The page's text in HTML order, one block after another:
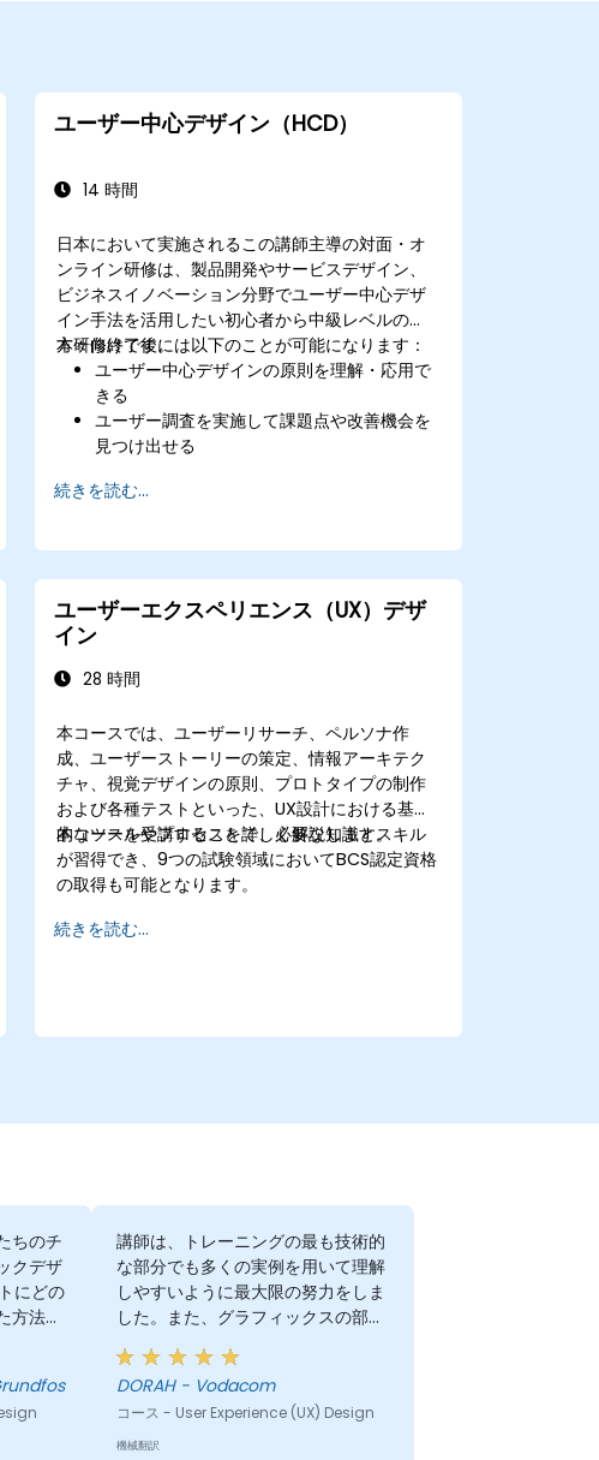
ユーザー中心デザイン（HCD）
14 時間
日本において実施されるこの講師主導の対面・オ
ンライン研修は、製品開発やサービスデザイン、
ビジネスイノベーション分野でユーザー中心デザ
イン手法を活用したい初心者から中級レベルの
方々向けです。
本研修終了後には以下のことが可能になります：
ユーザー中心デザインの原則を理解・応用で
きる
ユーザー調査を実施して課題点や改善機会を
見つけ出せる
プを作成できる
化・検証できる
レームワークを用いることができる
続きを読む...
ユーザーエクスペリエンス（UX）デザ
イン
28 時間
本コースでは、ユーザーリサーチ、ペルソナ作
成、ユーザーストーリーの策定、情報アーキテク
チャ、視覚デザインの原則、プロトタイプの制作
および各種テストといった、UX設計における基本
的なツールやプロセスを詳しく解説します。
本コースを受講することで、必要な知識とスキル
が習得でき、9つの試験領域においてBCS認定資格
の取得も可能となります。
続きを読む...
ちのチ
クデザ
にどの
方法
た、
する
ことも
り、
良く行
講師は、トレーニングの最も技術的
な部分でも多くの実例を用いて理解
しやすいように最大限の努力をしま
した。また、グラフィックスの部分
も大変気に入りました。今後、私の
大多数のプレゼンテーションで活用
できると思います。
DORAH - Vodacom
コース - User Experience (UX) Design
機械翻訳